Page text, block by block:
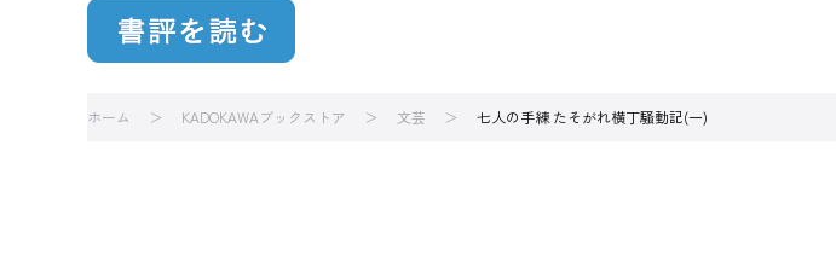
ホーム KADOKAWAブックストア 文芸 七人の手練 たそがれ横丁騒動記(一)